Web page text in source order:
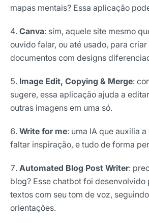
mapas mentais? Essa aplicação
Canva: sim, aquele site mesmo
ouvido falar, ou até usado, para criar
documentos com designs
Image Edit, Copying & Merge:
sugere, essa aplicação ajuda a
outras imagens em uma só.
Write for me: uma IA que auxilia
faltar inspiração, e tudo de forma
Automated Blog Post Writer:
blog? Esse chatbot foi desenvolvido
textos com seu tom de voz,
orientações.